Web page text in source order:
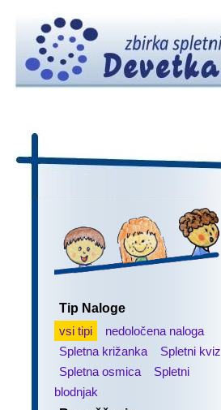
Tip Naloge
vsi tipi
nedoločena naloga
Spletna križanka
Spletni kviz
Spletna osmica
Spletni
blodnjak